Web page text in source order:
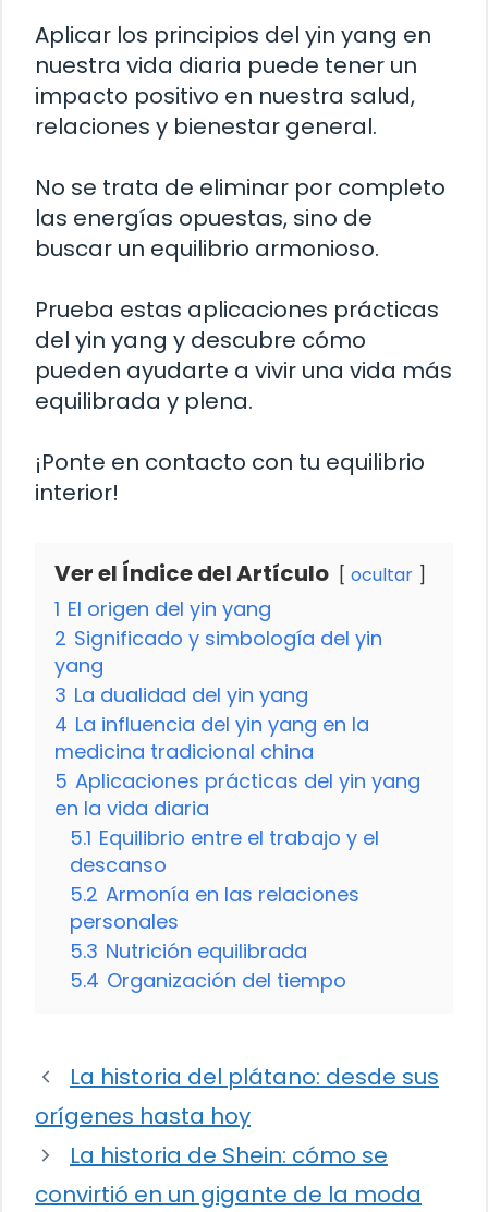
Aplicar los principios del yin yang en
nuestra vida diaria puede tener un
impacto positivo en nuestra salud,
relaciones y bienestar general.
No se trata de eliminar por completo
las energías opuestas, sino de
buscar un equilibrio armonioso.
Prueba estas aplicaciones prácticas
del yin yang y descubre cómo
pueden ayudarte a vivir una vida más
equilibrada y plena.
¡Ponte en contacto con tu equilibrio
interior!
Ver el Índice del Artículo ocultar
1 El origen del yin yang
2 Significado y simbología del yin
yang
3 La dualidad del yin yang
4 La influencia del yin yang en la
medicina tradicional china
5 Aplicaciones prácticas del yin yang
en la vida diaria
5.1 Equilibrio entre el trabajo y el
descanso
5.2 Armonía en las relaciones
personales
5.3 Nutrición equilibrada
5.4 Organización del tiempo
La historia del plátano: desde sus
orígenes hasta hoy
La historia de Shein: cómo se
convirtió en un gigante de la moda